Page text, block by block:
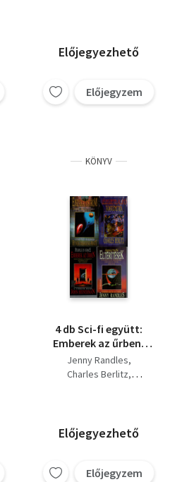
Előjegyezhető
Előjegyzem
KÖNYV
4 db Sci-fi együtt:
Emberek az űrben,
Éjszakai ostrom,
Lélegzetelállító
Jenny Randles
Charles Berlitz
Előjegyezhető
Előjegyzem